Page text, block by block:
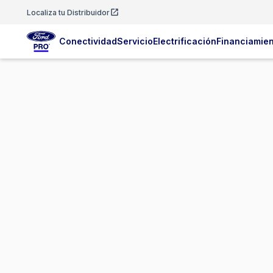
Localiza tu Distribuidor
ConectividadServicioElectrificación